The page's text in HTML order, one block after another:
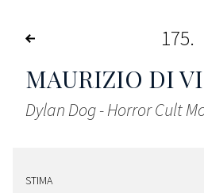
175
MAURIZIO DI
Dylan Dog - Horror Cult
STIMA